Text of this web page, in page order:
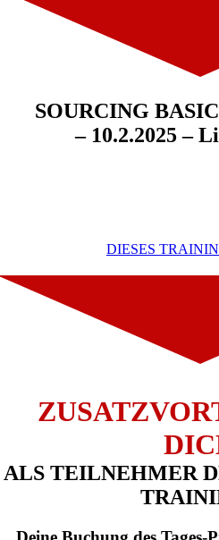
SOURCING
– 10.2.2025 –
DIESES
ALS TEILNEHMER